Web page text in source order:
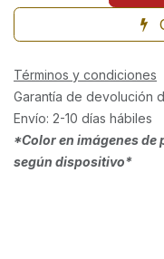
Términos y condiciones
Garantía de devolución
Envío: 2-10 días hábiles
*Color en imágenes de
según dispositivo*